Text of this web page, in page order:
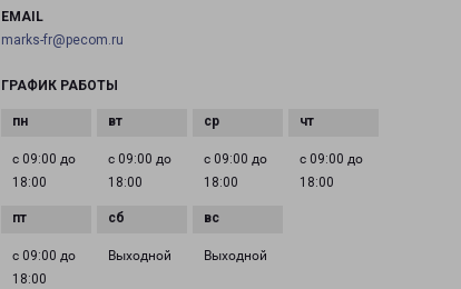
EMAIL
marks-fr@pecom.ru
ГРАФИК РАБОТЫ
с 09:00 до
18:00
с 09:00 до
18:00
с 09:00 до
18:00
с 09:00 до
18:00
с 09:00 до
18:00
Выходной Выходной